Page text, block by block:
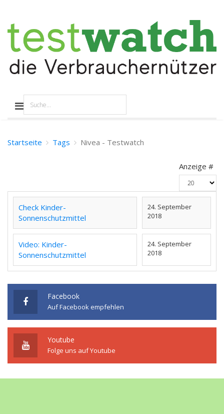
Startseite Tags Nivea - Testwatch
Anzeige #
Check Kinder-
Sonnenschutzmittel
24. September
2018
Video: Kinder-
Sonnenschutzmittel
24. September
2018
Facebook
Auf Facebook empfehlen
Youtube
Folge uns auf Youtube